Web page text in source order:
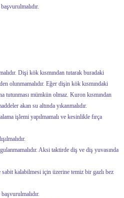
Dişi kök kısmından tutarak buradaki
olunmamalıdır. Eğer dişin kök kısmındaki
tutunması mümkün olmaz. Kuron kısmından
akan su altında yıkanmalıdır.
işlemi yapılmamalı ve kesinlikle fırça
Aksi taktirde diş ve diş yuvasında
kalabilmesi için üzerine temiz bir gazlı bez